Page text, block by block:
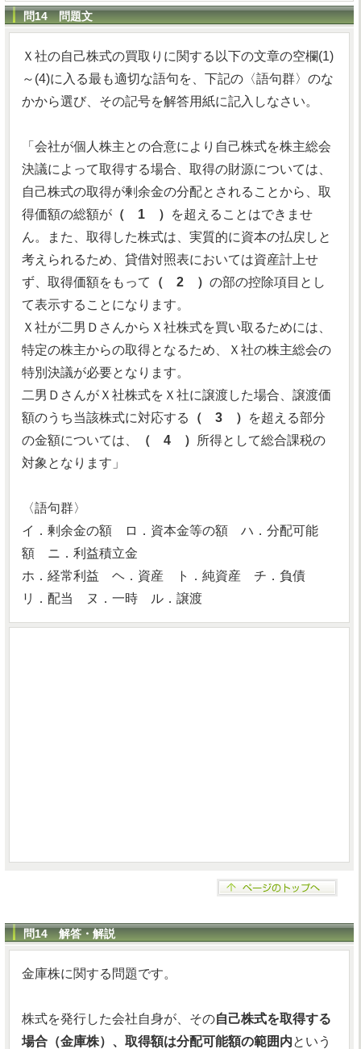
問14 問題文
Ｘ社の自己株式の買取りに関する以下の文章の空欄(1)
～(4)に入る最も適切な語句を、下記の〈語句群〉のな
かから選び、その記号を解答用紙に記入しなさい。
「会社が個人株主との合意により自己株式を株主総会
決議によって取得する場合、取得の財源については、
自己株式の取得が剰余金の分配とされることから、取
得価額の総額が （ 1 ）
を超えることはできませ
ん。また、取得した株式は、実質的に資本の払戻しと
考えられるため、貸借対照表においては資産計上せ
ず、取得価額をもって
（ 2 ） の部の控除項目とし
て表示することになります。
Ｘ社が二男ＤさんからＸ社株式を買い取るためには、
特定の株主からの取得となるため、Ｘ社の株主総会の
特別決議が必要となります。
二男ＤさんがＸ社株式をＸ社に譲渡した場合、譲渡価
額のうち当該株式に対応する
（ 3 ）
を超える部分
の金額については、
（ 4 ）
所得として総合課税の
対象となります」
〈語句群〉
イ．剰余金の額 ロ．資本金等の額 ハ．分配可能
額 ニ．利益積立金
ホ．経常利益 ヘ．資産 ト．純資産 チ．負債
リ．配当 ヌ．一時 ル．譲渡
問14 解答・解説
金庫株に関する問題です。
株式を発行した会社自身が、その自己株式を取得する
場合（金庫株）、取得額は分配可能額の範囲内という